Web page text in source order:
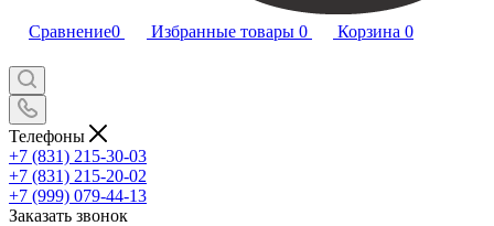
Сравнение0 Избранные товары 0 Корзина 0
Телефоны
+7 (831) 215-30-03
+7 (831) 215-20-02
+7 (999) 079-44-13
Заказать звонок